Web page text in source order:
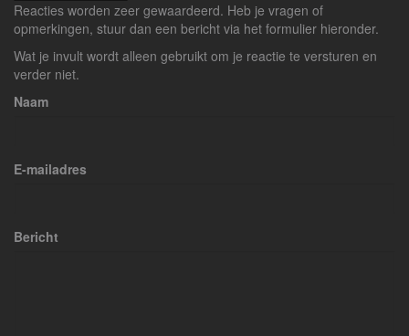
Reacties worden zeer gewaardeerd. Heb je vragen of
opmerkingen, stuur dan een bericht via het formulier hieronder.
Wat je invult wordt alleen gebruikt om je reactie te versturen en
verder niet.
Naam
E-mailadres
Bericht